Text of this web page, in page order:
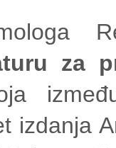
za
izdanja